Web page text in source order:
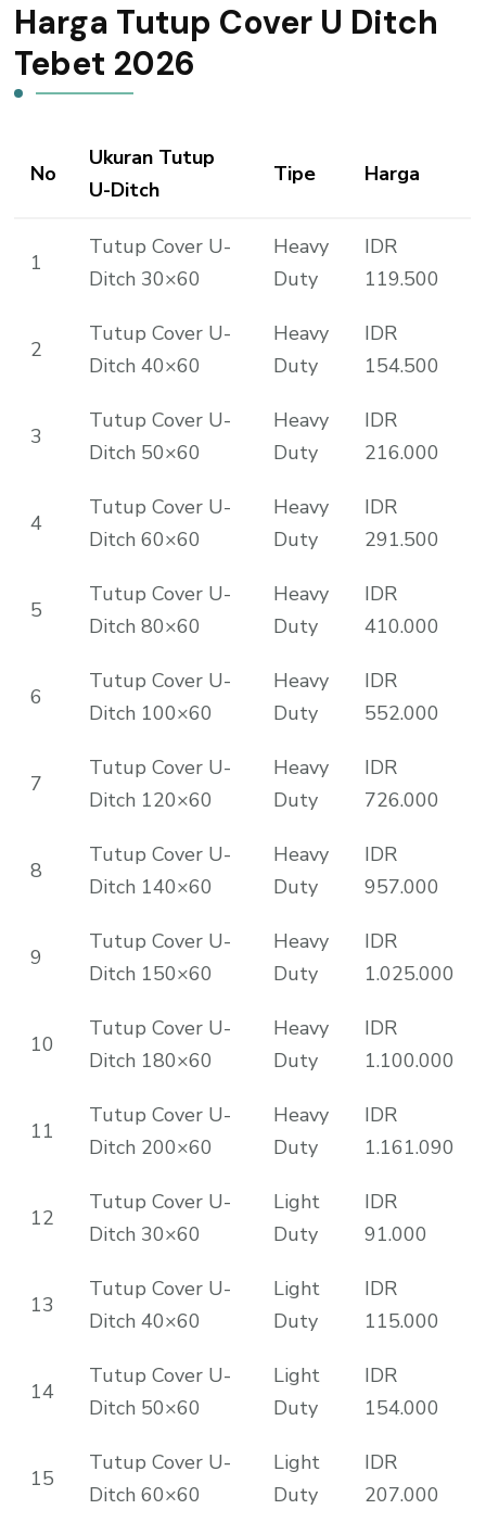
Harga Tutup Cover U Ditch
Tebet 2026
No
Ukuran Tutup
U-Ditch
Tipe Harga
1
Tutup Cover U-
Ditch 30×60
Heavy
Duty
IDR
119.500
2
Tutup Cover U-
Ditch 40×60
Heavy
Duty
IDR
154.500
3
Tutup Cover U-
Ditch 50×60
Heavy
Duty
IDR
216.000
4
Tutup Cover U-
Ditch 60×60
Heavy
Duty
IDR
291.500
5
Tutup Cover U-
Ditch 80×60
Heavy
Duty
IDR
410.000
6
Tutup Cover U-
Ditch 100×60
Heavy
Duty
IDR
552.000
7
Tutup Cover U-
Ditch 120×60
Heavy
Duty
IDR
726.000
8
Tutup Cover U-
Ditch 140×60
Heavy
Duty
IDR
957.000
9
Tutup Cover U-
Ditch 150×60
Heavy
Duty
IDR
1.025.000
10
Tutup Cover U-
Ditch 180×60
Heavy
Duty
IDR
1.100.000
11
Tutup Cover U-
Ditch 200×60
Heavy
Duty
IDR
1.161.090
12
Tutup Cover U-
Ditch 30×60
Light
Duty
IDR
91.000
13
Tutup Cover U-
Ditch 40×60
Light
Duty
IDR
115.000
14
Tutup Cover U-
Ditch 50×60
Light
Duty
IDR
154.000
15
Tutup Cover U-
Ditch 60×60
Light
Duty
IDR
207.000